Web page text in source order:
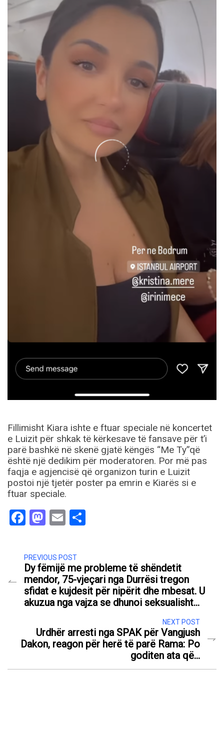
Fillimisht Kiara ishte e ftuar speciale në koncertet
e Luizit për shkak të kërkesave të fansave për t’i
parë bashkë në skenë gjatë këngës “Me Ty”që
është një dedikim për moderatoren. Por më pas
faqja e agjencisë që organizon turin e Luizit
postoi një tjetër poster pa emrin e Kiarës si e
ftuar speciale.
Facebook
Mastodon
Email
PREVIOUS POST
Dy fëmijë me probleme të shëndetit
mendor, 75-vjeçari nga Durrësi tregon
sfidat e kujdesit për nipërit dhe mbesat. U
akuzua nga vajza se dhunoi seksualisht…
NEXT POST
Urdhër arresti nga SPAK për Vangjush
Dakon, reagon për herë të parë Rama: Po
goditen ata që…